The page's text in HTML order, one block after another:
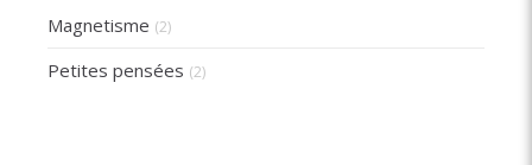
Magnetisme (2)
Petites pensées (2)